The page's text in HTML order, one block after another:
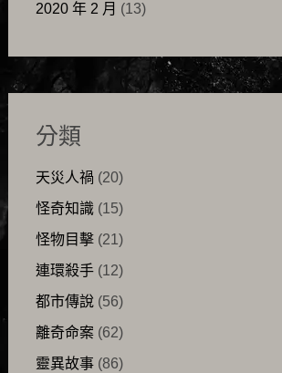
2020 年 2 月 (13)
分類
天災人禍 (20)
怪奇知識(15)
怪物目擊(21)
連環殺手(12)
都市傳說(56)
離奇命案(62)
靈異故事(86)